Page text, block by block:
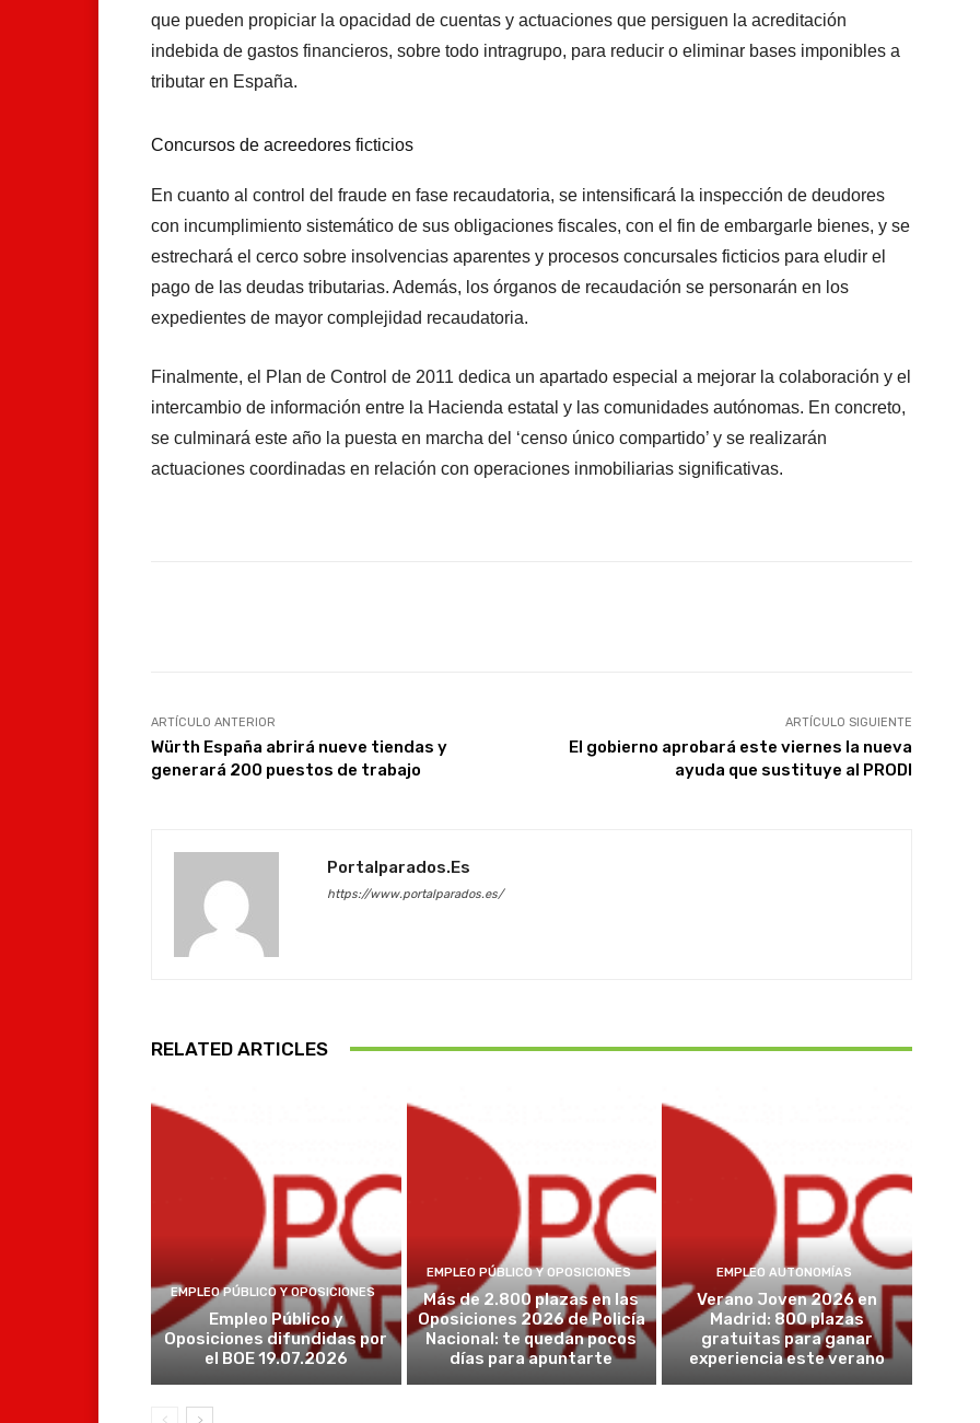
que pueden propiciar la opacidad de cuentas y actuaciones que persiguen la acreditación
indebida de gastos financieros, sobre todo intragrupo, para reducir o eliminar bases imponibles a
tributar en España.
Concursos de acreedores ficticios
En cuanto al control del fraude en fase recaudatoria, se intensificará la inspección de deudores
con incumplimiento sistemático de sus obligaciones fiscales, con el fin de embargarle bienes, y se
estrechará el cerco sobre insolvencias aparentes y procesos concursales ficticios para eludir el
pago de las deudas tributarias. Además, los órganos de recaudación se personarán en los
expedientes de mayor complejidad recaudatoria.
Finalmente, el Plan de Control de 2011 dedica un apartado especial a mejorar la colaboración y el
intercambio de información entre la Hacienda estatal y las comunidades autónomas. En concreto,
se culminará este año la puesta en marcha del ‘censo único compartido’ y se realizarán
actuaciones coordinadas en relación con operaciones inmobiliarias significativas.
ARTÍCULO ANTERIOR
Würth España abrirá nueve tiendas y
generará 200 puestos de trabajo
ARTÍCULO SIGUIENTE
El gobierno aprobará este viernes la nueva
ayuda que sustituye al PRODI
Portalparados.es
https://www.portalparados.es/
RELATED ARTICLES
EMPLEO PÚBLICO Y OPOSICIONES
Empleo Público y
Oposiciones difundidas por
el BOE 19.07.2026
EMPLEO PÚBLICO Y OPOSICIONES
Más de 2.800 plazas en las
Oposiciones 2026 de Policía
Nacional: te quedan pocos
días para apuntarte
EMPLEO AUTONOMÍAS
Verano Joven 2026 en
Madrid: 800 plazas
gratuitas para ganar
experiencia este verano